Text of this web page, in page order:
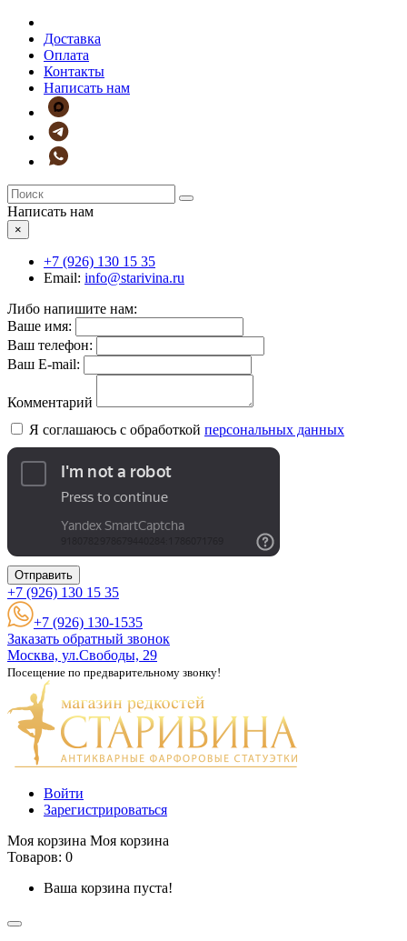
Доставка
Оплата
Контакты
Написать нам
Написать нам
×
+7 (926) 130 15 35
Email: info@starivina.ru
Либо напишите нам:
Ваше имя:
Ваш телефон:
Ваш E-mail:
Комментарий
Я соглашаюсь с обработкой персональных данных
Отправить
+7 (926) 130 15 35
+7 (926) 130-1535
Заказать обратный звонок
Москва, ул.Свободы, 29
Посещение по предварительному звонку!
Войти
Зарегистрироваться
Моя корзина Моя корзина
Товаров: 0
Ваша корзина пуста!